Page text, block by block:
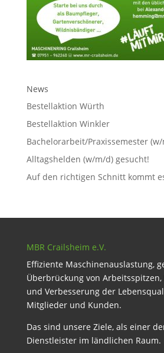
News
Bestellaktion Würth
Bestellaktion Winkler
Bachelorarbeit/Praxissemester
Alltagshelden (w/m/d) gesucht!
Auf den richtigen Schnitt kommt
MBR Crailsheim e.V.
Effiziente Maschinenauslastung,
Überbrückung von
und Verbesserung der
Mitglieder und Kunden.
Das sind unsere Ziele, als einer
Dienstleister im ländlichen Raum.